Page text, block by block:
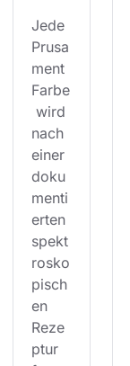
Jede
Prusa
ment
Farbe
wird
nach
einer
doku
menti
erten
spekt
rosko
pisch
en
Reze
ptur